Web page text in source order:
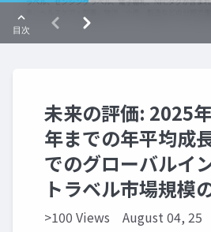
未来の評価: 2025
年までの年平均成
でのグローバルイ
トラベル市場規模
>100 Views August 04, 25